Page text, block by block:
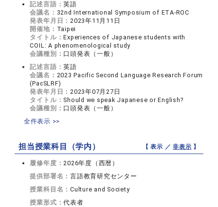
記述言語：英語
会議名： 32nd International Symposium of ETA-ROC
発表年月日：2023年11月11日
開催地： Taipei
タイトル：Experiences of Japanese students with
COIL: A phenomenological study
会議種別： 口頭発表（一般）
記述言語：英語
会議名： 2023 Pacific Second Language Research Forum
(PacSLRF)
発表年月日：2023年07月27日
タイトル： Should we speak Japanese or English?
会議種別： 口頭発表（一般）
全件表示 >>
担当授業科目（学内） 【 表示 ／非表示 】
履修年度：2026年度（西暦）
提供部署名：言語教育研究センター
授業科目名：Culture and Society
授業形式：代表者